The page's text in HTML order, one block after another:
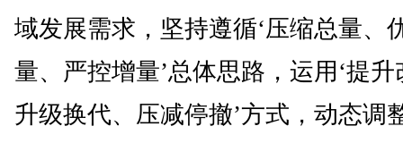
域发展需求，坚持遵循‘压缩总量、
量、严控增量’总体思路，运用‘提升
升级换代、压减停撤’方式，动态调